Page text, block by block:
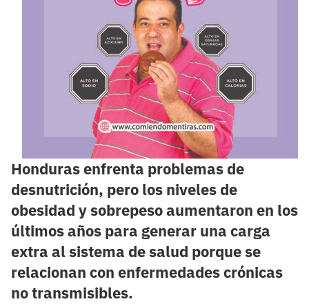
Honduras enfrenta problemas de
desnutrición, pero los niveles de
obesidad y sobrepeso aumentaron en los
últimos años para generar una carga
extra al sistema de salud porque se
relacionan con enfermedades crónicas
no transmisibles.